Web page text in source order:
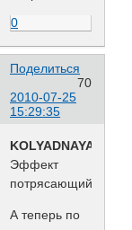
0
Поделиться
70
2010-07-25
15:29:35
KOLYADNAYA
Эффект
потрясающий!
А теперь по